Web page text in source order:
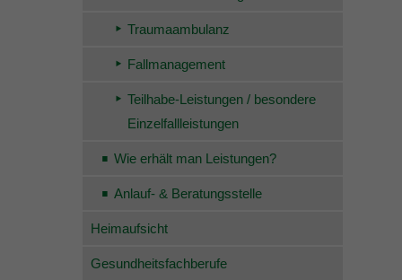
Traumaambulanz
Fallmanagement
Teilhabe-Leistungen / besondere
Einzelfallleistungen
Wie erhält man Leistungen?
Anlauf- & Beratungsstelle
Heimaufsicht
Gesundheitsfachberufe